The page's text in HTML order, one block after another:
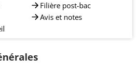
Filière post-bac
Avis et notes